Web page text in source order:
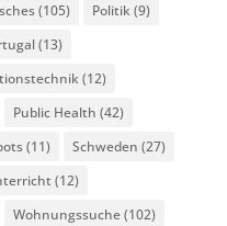
(105) Politik (9)
(13)
(12)
Public Health (42)
(11) Schweden (27)
(12)
Wohnungssuche(102)